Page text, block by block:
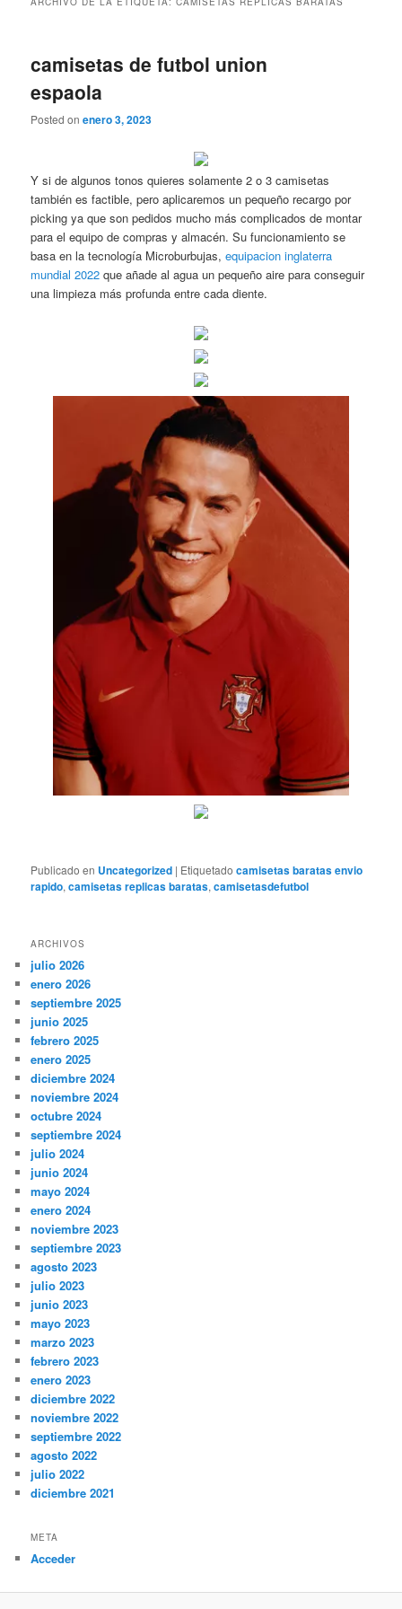
camisetas de futbol union
espaola
Posted onenero 3, 2023
Y si de algunos tonos quieres solamente 2 o 3 camisetas
también es factible, pero aplicaremos un pequeño recargo por
picking ya que son pedidos mucho más complicados de montar
para el equipo de compras y almacén. Su funcionamiento se
basa en la tecnología Microburbujas,equipacion inglaterra
mundial 2022 que añade al agua un pequeño aire para conseguir
una limpieza más profunda entre cada diente.
Publicado en Uncategorized | Etiquetado camisetas baratas envio
rapido,camisetas replicas baratas,camisetasdefutbol
ARCHIVOS
julio 2026
enero 2026
septiembre 2025
junio 2025
febrero 2025
enero 2025
diciembre 2024
noviembre 2024
octubre 2024
septiembre 2024
julio 2024
junio 2024
mayo 2024
enero 2024
noviembre 2023
septiembre 2023
agosto 2023
julio 2023
junio 2023
mayo 2023
marzo 2023
febrero 2023
enero 2023
diciembre 2022
noviembre 2022
septiembre 2022
agosto 2022
julio 2022
diciembre 2021
META
Acceder